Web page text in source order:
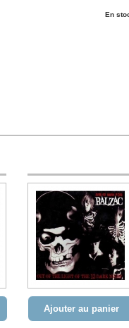
En
Ajouter au panier